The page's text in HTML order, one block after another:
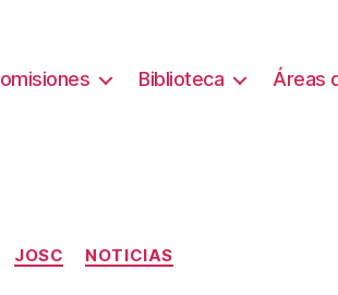
Biblioteca Áreas
Categorías
JOSC NOTICIAS